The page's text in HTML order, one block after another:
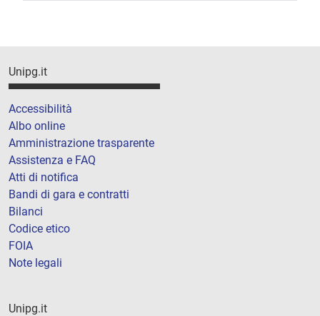
Unipg.it
Accessibilità
Albo online
Amministrazione trasparente
Assistenza e FAQ
Atti di notifica
Bandi di gara e contratti
Bilanci
Codice etico
FOIA
Note legali
Unipg.it